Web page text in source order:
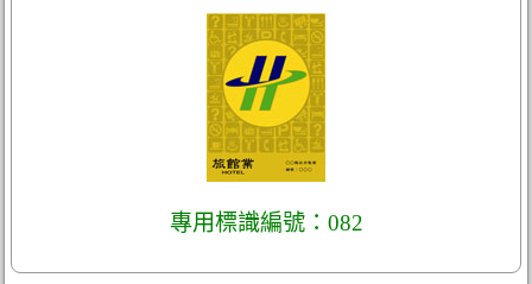
專用標識編號：082